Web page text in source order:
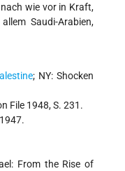
wie vor in Kraft,
Saudi-Arabien,
; NY: Shocken
File 1948, S. 231.
From the Rise of